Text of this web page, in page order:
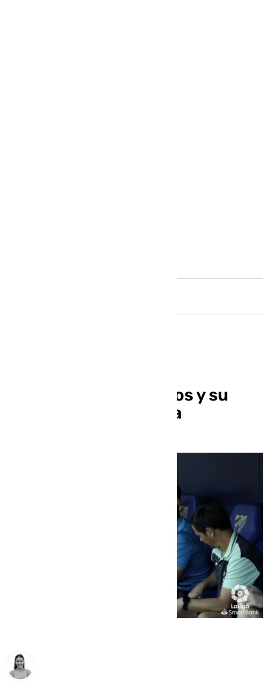
El otro derbi: Ontiveros y su
regreso a La Rosaleda